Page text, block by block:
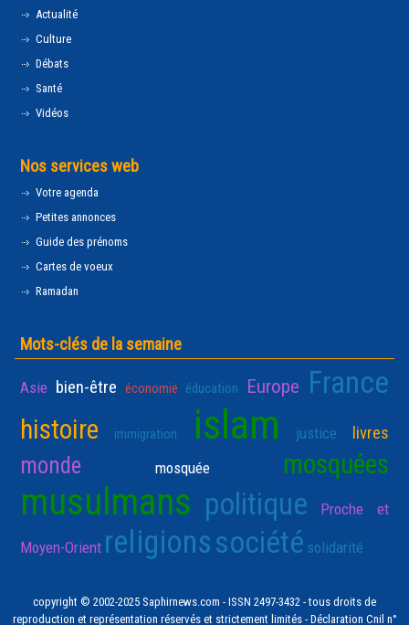
Actualité
Culture
Débats
Santé
Vidéos
Nos services web
Votre agenda
Petites annonces
Guide des prénoms
Cartes de voeux
Ramadan
Mots-clés de la semaine
Asie bien-être économie éducation Europe France
histoire immigration islam justice livres
monde mosquée mosquées
musulmans politique Proche et
Moyen-Orient religionssociété solidarité
copyright © 2002-2025 Saphirnews.com - ISSN 2497-3432 - tous droits de
reproduction et représentation réservés et strictement limités - Déclaration Cnil n°